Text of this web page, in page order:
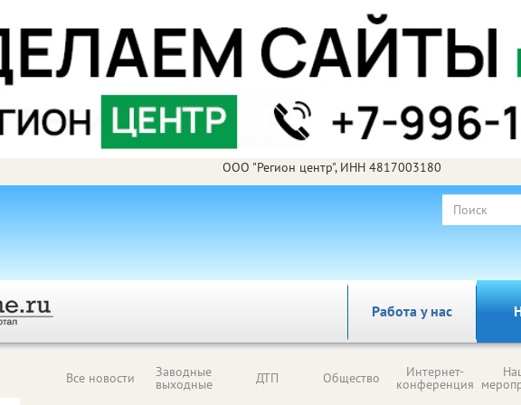
ООО "Регион центр", ИНН 4817003180
Работа у нас
Все новости Заводные
выходные ДТП Общество Интернет-
конференция